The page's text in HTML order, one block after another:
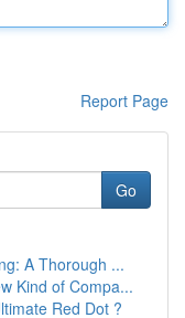
Report Page
Go
A Thorough ...
Kind of Compa...
Red Dot ?